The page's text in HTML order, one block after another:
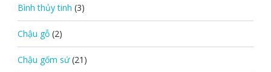
Bình thủy tinh (3)
Chậu gỗ (2)
Chậu gốm sứ (21)